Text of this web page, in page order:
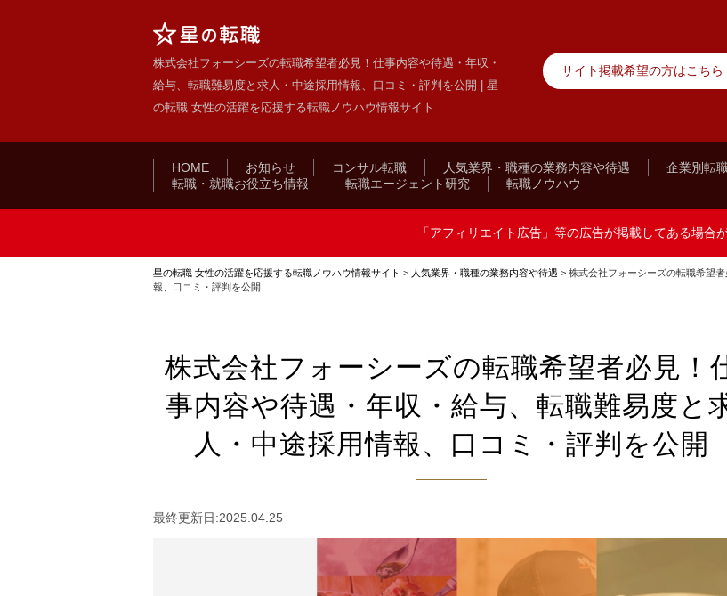
株式会社フォーシーズの転職希望者必見！仕事内容や待遇・年収・
給与、転職難易度と求人・中途採用情報、口コミ・評判を公開 | 星
の転職 女性の活躍を応援する転職ノウハウ情報サイト
サイト掲載希望の方はこちら
HOME お知らせ コンサル転職 人気業界・職種の業務内容や待遇 企業別転
転職・就職お役立ち情報
転職エージェント研究 転職ノウハウ
「アフィリエイト広告」等の広告が掲載してある場合
星の転職 女性の活躍を応援する転職ノウハウ情報サイト > 人気業界・職種の業務内容や待遇 > 株式会社フォーシーズの転職希望
報、口コミ・評判を公開
株式会社フォーシーズの転職希望者必見！
事内容や待遇・年収・給与、転職難易度と
人・中途採用情報、口コミ・評判を公開
最終更新日:2025.04.25